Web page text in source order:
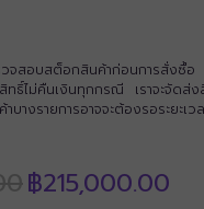
วจสอบสต็อกสินค้าก่อนการสั่งซื้
ธิ์ไม่คืนเงินทุกกรณี เราจะจัดส่ง
างรายการอาจจะต้องรอระยะเ
Original
฿215,000.00